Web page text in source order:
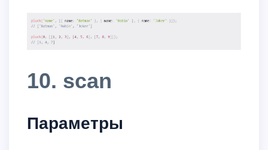
10. scan
Параметры